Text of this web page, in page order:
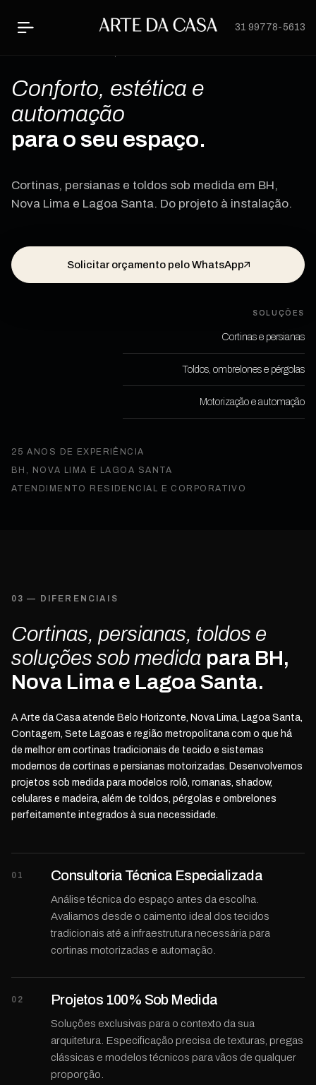
31 99778-5613
Conforto, estética e
automação
para o seu espaço.
Cortinas, persianas e toldos sob medida em BH,
Nova Lima e Lagoa Santa. Do projeto à instalação.
Solicitar orçamento pelo WhatsApp
SOLUÇÕES
Cortinas e persianas
Toldos, ombrelones e pérgolas
Motorização e automação
25 ANOS DE EXPERIÊNCIA
BH, NOVA LIMA E LAGOA SANTA
ATENDIMENTO RESIDENCIAL E CORPORATIVO
03 — DIFERENCIAIS
Cortinas, persianas, toldos e
soluções sob medida para BH,
Nova Lima e Lagoa Santa.
A Arte da Casa atende Belo Horizonte, Nova Lima, Lagoa Santa,
Contagem, Sete Lagoas e região metropolitana com o que há
de melhor em cortinas tradicionais de tecido e sistemas
modernos de cortinas e persianas motorizadas. Desenvolvemos
projetos sob medida para modelos rolô, romanas, shadow,
celulares e madeira, além de toldos, pérgolas e ombrelones
perfeitamente integrados à sua necessidade.
01 Consultoria Técnica Especializada
Análise técnica do espaço antes da escolha.
Avaliamos desde o caimento ideal dos tecidos
tradicionais até a infraestrutura necessária para
cortinas motorizadas e automação.
02 Projetos 100% Sob Medida
Soluções exclusivas para o contexto da sua
arquitetura. Especificação precisa de texturas, pregas
clássicas e modelos técnicos para vãos de qualquer
proporção.